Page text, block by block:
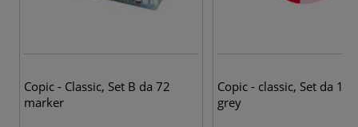
Copic - Classic, Set B da 72
marker
Copic - classic, Set da 12
grey